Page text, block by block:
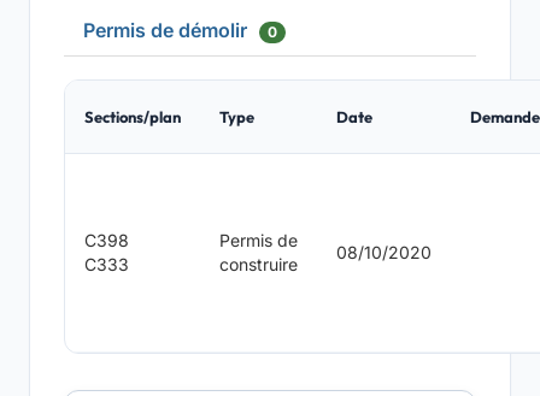
Permis de démolir 0
Sections/plan Type Date
C398
C333
Permis de
construire
08/10/2020